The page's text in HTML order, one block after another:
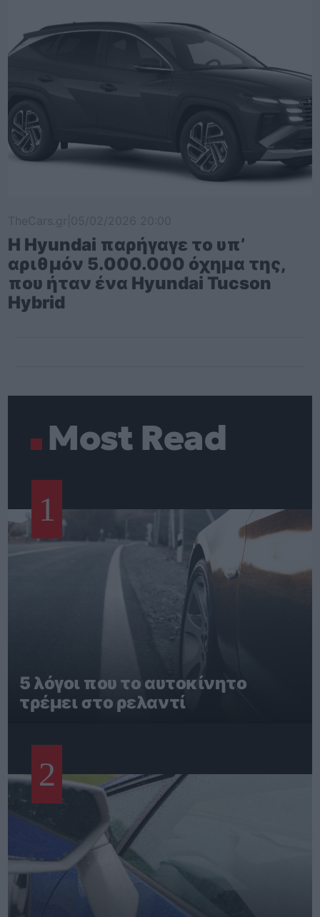
Η Hyundai παρήγαγε το υπ’
αριθμόν 5.000.000 όχημα της,
που ήταν ένα Hyundai Tucson
Hybrid
Most Read
1
5 λόγοι που το αυτοκίνητο
τρέμει στο ρελαντί
2